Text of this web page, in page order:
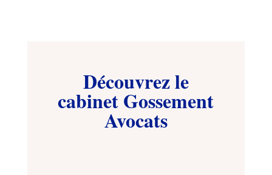
Découvrez le
cabinet Gossement
Avocats